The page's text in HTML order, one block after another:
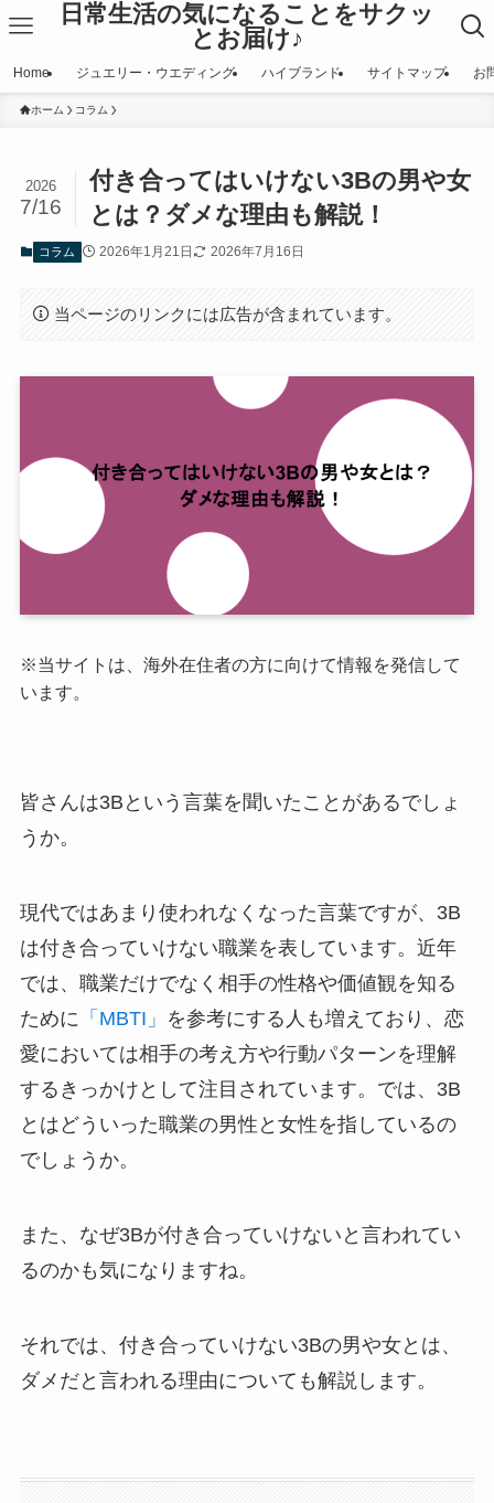
日常生活の気になることをサクッ
とお届け♪
Home ジュエリー・ウエディング ハイブランド サイトマップ お
ホーム コラム
付き合ってはいけない3Bの男や女
とは？ダメな理由も解説！
2026
7/16
コラム 2026年1月21日 2026年7月16日
当ページのリンクには広告が含まれています。
※当サイトは、海外在住者の方に向けて情報を発信して
います。
皆さんは3Bという言葉を聞いたことがあるでしょ
うか。
現代ではあまり使われなくなった言葉ですが、3B
は付き合っていけない職業を表しています。近年
では、職業だけでなく相手の性格や価値観を知る
ために 「MBTI」 を参考にする人も増えており、恋
愛においては相手の考え方や行動パターンを理解
するきっかけとして注目されています。では、3B
とはどういった職業の男性と女性を指しているの
でしょうか。
また、なぜ3Bが付き合っていけないと言われてい
るのかも気になりますね。
それでは、付き合っていけない3Bの男や女とは、
ダメだと言われる理由についても解説します。